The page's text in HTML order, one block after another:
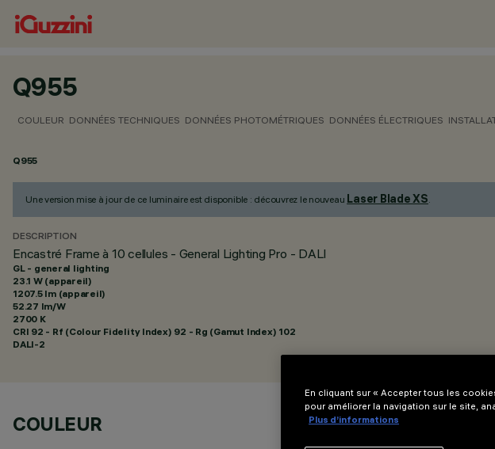
Q955
COULEUR DONNÉES TECHNIQUES DONNÉES PHOTOMÉTRIQUES DONNÉES ÉLECTRIQUES
Q955
Une version mise à jour de ce luminaire est disponible : découvrez le nouveau Laser Blade XS.
DESCRIPTION
Encastré Frame à 10 cellules - General Lighting Pro - DALI
GL - general lighting
23.1 W (appareil)
1207.5 lm (appareil)
52.27 lm/W
2700 K
CRI 92 - Rf (Colour Fidelity Index) 92 - Rg (Gamut Index) 102
DALI-2
COULEUR
En cliquant sur « Accepter tous les
pour améliorer la navigation sur le site,
Plus d’informations